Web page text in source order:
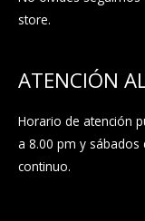
store.
ATENCIÓN
Horario de atención
a 8.00 pm y
continuo.